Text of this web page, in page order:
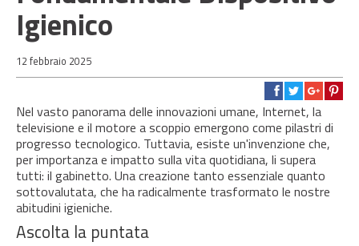
Igienico
12 febbraio 2025
Nel vasto panorama delle innovazioni umane, Internet, la
televisione e il motore a scoppio emergono come pilastri di
progresso tecnologico. Tuttavia, esiste un'invenzione che,
per importanza e impatto sulla vita quotidiana, li supera
tutti: il gabinetto. Una creazione tanto essenziale quanto
sottovalutata, che ha radicalmente trasformato le nostre
abitudini igieniche.
Ascolta la puntata